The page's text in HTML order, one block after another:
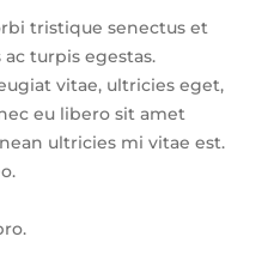
tristique senectus et
turpis egestas.
vitae, ultricies eget,
eu libero sit amet
ultricies mi vitae est.